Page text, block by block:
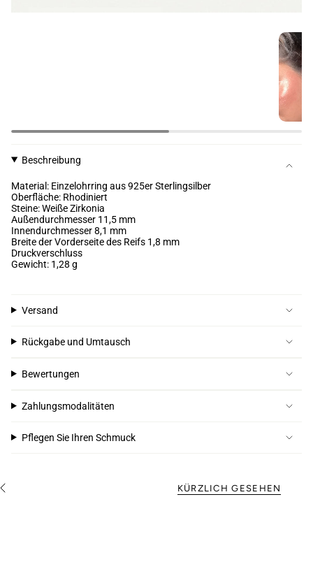
Beschreibung
Material: Einzelohrring aus 925er Sterlingsilber
Oberfläche: Rhodiniert
Steine: Weiße Zirkonia
Außendurchmesser 11,5 mm
Innendurchmesser 8,1 mm
Breite der Vorderseite des Reifs 1,8 mm
Druckverschluss
Gewicht: 1,28 g
Versand
Rückgabe und Umtausch
Bewertungen
Zahlungsmodalitäten
Pflegen Sie Ihren Schmuck
KÜRZLICH GESEHEN